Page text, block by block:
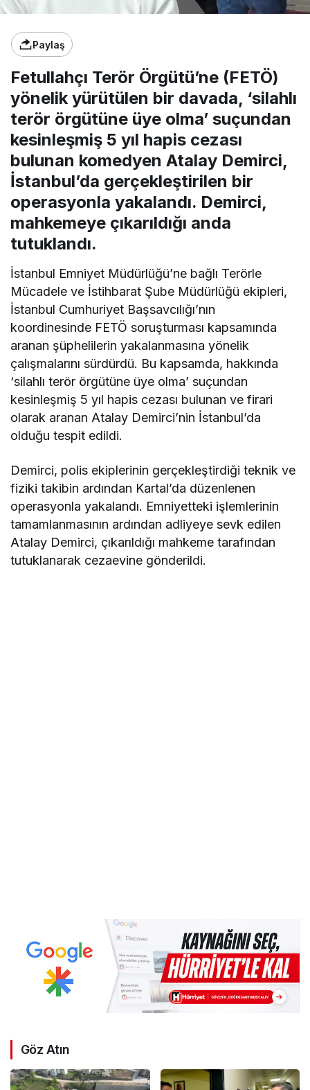
Paylaş
Fetullahçı Terör Örgütü’ne (FETÖ)
yönelik yürütülen bir davada, ‘silahlı
terör örgütüne üye olma’ suçundan
kesinleşmiş 5 yıl hapis cezası
bulunan komedyen Atalay Demirci,
İstanbul’da gerçekleştirilen bir
operasyonla yakalandı. Demirci,
mahkemeye çıkarıldığı anda
tutuklandı.
İstanbul Emniyet Müdürlüğü’ne bağlı Terörle
Mücadele ve İstihbarat Şube Müdürlüğü ekipleri,
İstanbul Cumhuriyet Başsavcılığı’nın
koordinesinde FETÖ soruşturması kapsamında
aranan şüphelilerin yakalanmasına yönelik
çalışmalarını sürdürdü. Bu kapsamda, hakkında
‘silahlı terör örgütüne üye olma’ suçundan
kesinleşmiş 5 yıl hapis cezası bulunan ve firari
olarak aranan Atalay Demirci’nin İstanbul’da
olduğu tespit edildi.
Demirci, polis ekiplerinin gerçekleştirdiği teknik ve
fiziki takibin ardından Kartal’da düzenlenen
operasyonla yakalandı. Emniyetteki işlemlerinin
tamamlanmasının ardından adliyeye sevk edilen
Atalay Demirci, çıkarıldığı mahkeme tarafından
tutuklanarak cezaevine gönderildi.
Göz Atın